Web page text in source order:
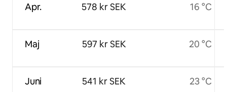
Apr.
Maj
Juni
578 kr SEK
597 kr SEK
541 kr SEK
16 °C
20 °C
23 °C